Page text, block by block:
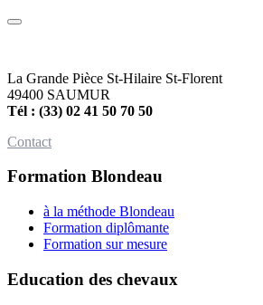
La Grande Pièce St-Hilaire St-Florent
49400 SAUMUR
Tél : (33) 02 41 50 70 50
Contact
Formation Blondeau
à la méthode Blondeau
Formation diplômante
Formation sur mesure
Education des chevaux